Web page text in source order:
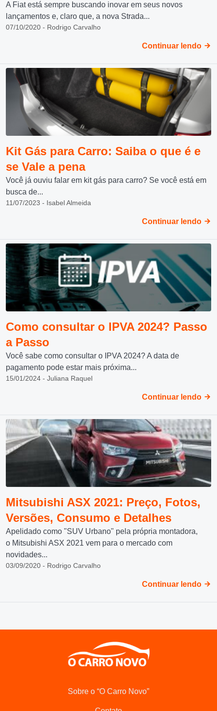
A Fiat está sempre buscando inovar em seus novos
lançamentos e, claro que, a nova Strada...
07/10/2020 - Rodrigo Carvalho
Continuar lendo
Kit Gás para Carro: Saiba o que é e
se Vale a pena
Você já ouviu falar em kit gás para carro? Se você está em
busca de...
11/07/2023 - Isabel Almeida
Continuar lendo
Como consultar o IPVA 2024? Passo
a Passo
Você sabe como consultar o IPVA 2024? A data de
pagamento pode estar mais próxima...
15/01/2024 - Juliana Raquel
Continuar lendo
Mitsubishi ASX 2021: Preço, Fotos,
Versões, Consumo e Detalhes
Apelidado como "SUV Urbano" pela própria montadora,
o Mitsubishi ASX 2021 vem para o mercado com
novidades...
03/09/2020 - Rodrigo Carvalho
Continuar lendo
Sobre o “O Carro Novo”